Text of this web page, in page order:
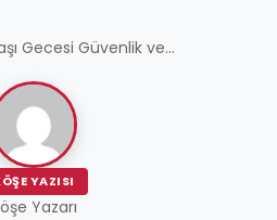
Gecesi Güvenlik ve...
YAZISI
Yazarı